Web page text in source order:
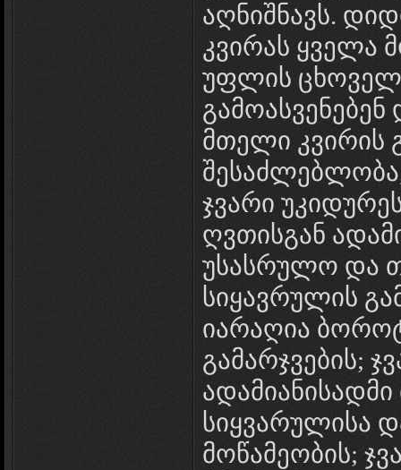
აღნიშნავს.
კვირას ყველა
უფლის
მთელი კვირის
შესაძლებლობა,
ჯვარი
ღვთისგან
უსასრულო და
სიყავრულის
იარაღია
გამარჯვების;
სიყვარულისა
მოწამეობის;